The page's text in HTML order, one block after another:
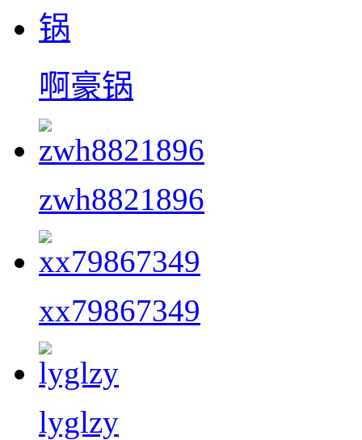
啊豪锅
zwh8821896
xx79867349
lyglzy